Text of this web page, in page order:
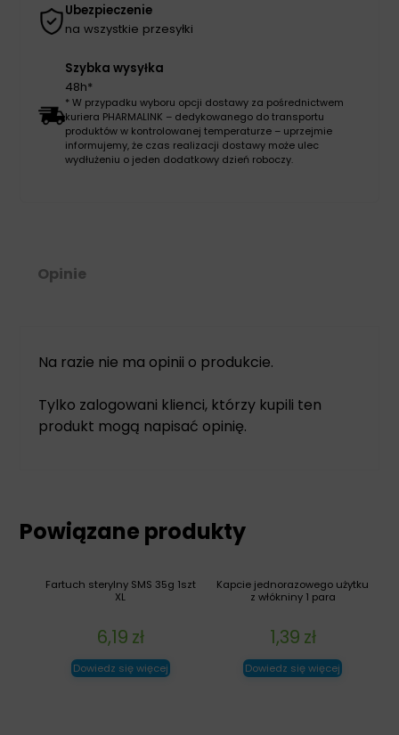
Ubezpieczenie
na wszystkie przesyłki
Szybka wysyłka
48h*
* W przypadku wyboru opcji dostawy za pośrednictwem
kuriera PHARMALINK – dedykowanego do transportu
produktów w kontrolowanej temperaturze – uprzejmie
informujemy, że czas realizacji dostawy może ulec
wydłużeniu o jeden dodatkowy dzień roboczy.
Opinie
Na razie nie ma opinii o produkcie.
Tylko zalogowani klienci, którzy kupili ten
produkt mogą napisać opinię.
Powiązane produkty
Kapcie jednorazowego użytku
z włókniny 1 para
1,39 zł
Dowiedz się więcej
Fartuch sterylny SMS 35g 1szt
XL
6,19 zł
Dowiedz się więcej